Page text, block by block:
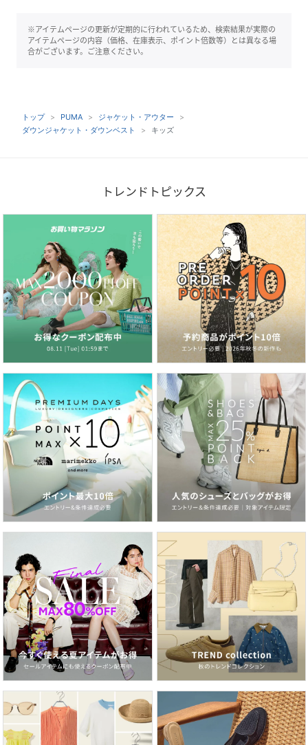
※アイテムページの更新が定期的に行われているため、検索結果が実際の
アイテムページの内容（価格、在庫表示、ポイント倍数等）とは異なる場
合がございます。ご注意ください。
トップ PUMA
ジャケット・アウター
ダウンジャケット・ダウンベスト
キッズ
トレンドトピックス